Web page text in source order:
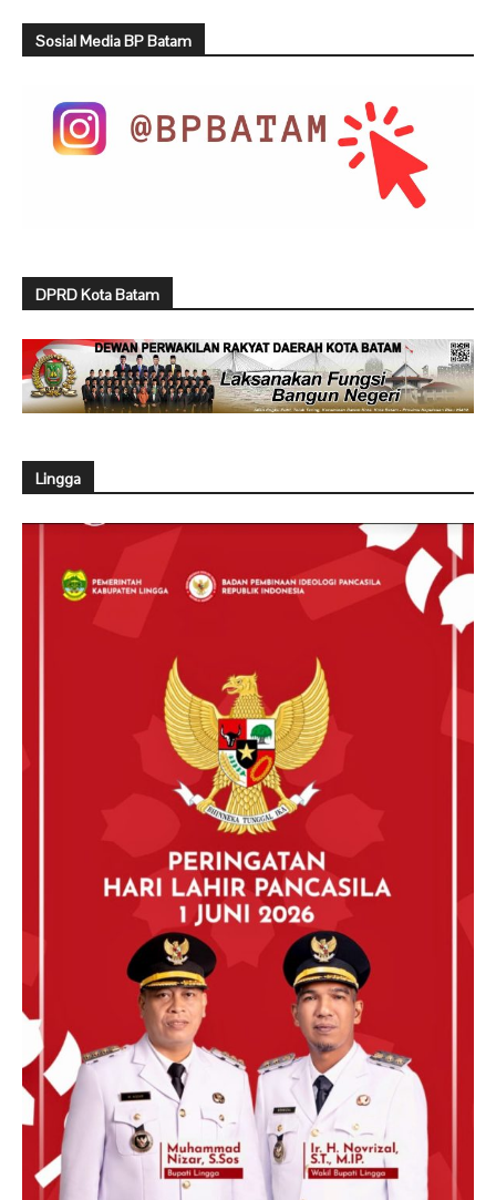
Sosial Media BP Batam
DPRD Kota Batam
Lingga